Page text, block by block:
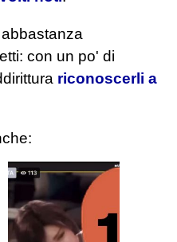
con un po' di
riconoscerli a